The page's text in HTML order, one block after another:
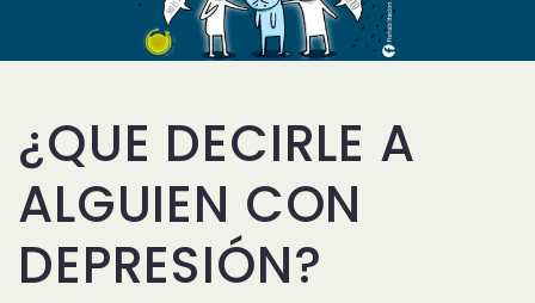
¿QUE DECIRLE A
ALGUIEN CON
DEPRESIÓN?